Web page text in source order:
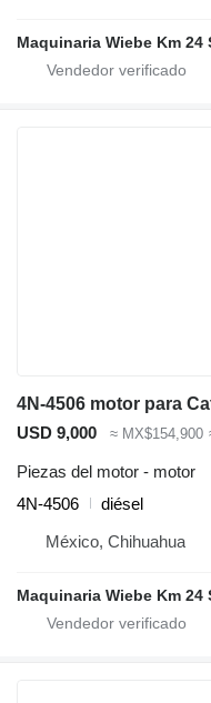
Maquinaria Wiebe Km 24
4N-4506 motor para
USD 9,000
≈ MX$154,900
Piezas del motor - motor
4N-4506
diésel
México, Chihuahua
Maquinaria Wiebe Km 24